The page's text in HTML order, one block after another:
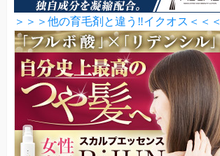
＞＞＞他の育毛剤と違う‼イクオス＜＜＜